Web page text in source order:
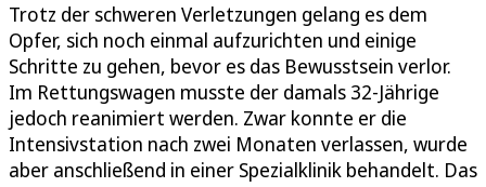
Trotz der schweren Verletzungen gelang es dem
Opfer, sich noch einmal aufzurichten und einige
Schritte zu gehen, bevor es das Bewusstsein verlor.
Im Rettungswagen musste der damals 32-Jährige
jedoch reanimiert werden. Zwar konnte er die
Intensivstation nach zwei Monaten verlassen, wurde
aber anschließend in einer Spezialklinik behandelt. Das